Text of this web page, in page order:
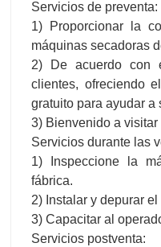
Servicios de preventa:
1) Proporcionar la
máquinas secadoras
2) De acuerdo con
clientes, ofreciendo
gratuito para ayudar a
3) Bienvenido a
Servicios durante las
1) Inspeccione la
fábrica.
2) Instalar y depurar
3) Capacitar al
Servicios postventa: